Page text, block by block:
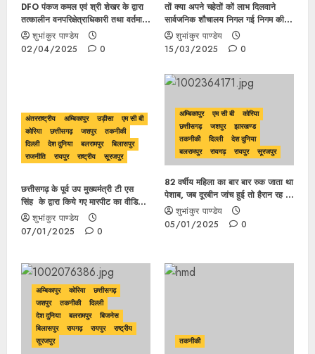
DFO पंकज कमल एवं श्री शेखर के द्वारा
तत्कालीन वनपरिक्षेत्राधिकारी तथा वर्तमान
वन परिक्षेत्राधिकारी के मिली भगत से गोदाम
निर्माण में करोड़ों रूपए का फर्जी बिल वाउचर
लगाकर शासकीय राशि का किया गया
शुभांकुर पाण्डेय
02/04/2025
0
तों क्या अपने चहेतों कों लाभ दिलवाने
सार्वजनिक शौचालय निगल गई निगम की
कांग्रेस सरकार?, जवाबदार अधिकारी
नेताओं के आगे नतमस्तक ….
शुभांकुर पाण्डेय
15/03/2025
0
अंतरराष्ट्रीय अम्बिकापुर उड़ीसा
एम सी बी
कोरिया
छत्तीसगढ़ जशपुर
तकनीकी
दिल्ली
देश दुनिया बलरामपुर
बिलासपुर
राजनीति
रायपुर राष्ट्रीय सूरजपुर
छत्तीसगढ़ के पूर्व उप मुख्यमंत्री टी एस
सिंह के द्वारा किये गए मारपीट का वीडियों
हो रहा जम कर वायरल
शुभांकुर पाण्डेय
07/01/2025
0
अम्बिकापुर एम सी बी
कोरिया
छत्तीसगढ़
जशपुर
झारखण्ड
तकनीकी
दिल्ली
देश दुनिया
बलरामपुर
रायगढ़ रायपुर सूरजपुर
82 वर्षीय महिला का बार बार रुक जाता था
पेशाब, जब दूरबीन जांच हुई तो हैरान रह गए
चिकित्सक एवं स्टाफ फिर हुआ ये
शुभांकुर पाण्डेय
05/01/2025
0
अम्बिकापुर कोरिया
छत्तीसगढ़
जशपुर
तकनीकी
दिल्ली
देश दुनिया
बलरामपुर
बिजनेस
बिलासपुर
रायगढ़ रायपुर
राष्ट्रीय
सूरजपुर
तकनीकी